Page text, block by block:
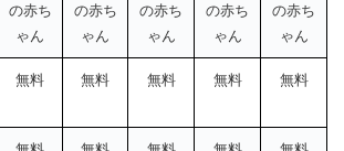
の赤ち
ゃん
の赤ち
ゃん
の赤ち
ゃん
の赤ち
ゃん
の赤ち
ゃん
無料 無料 無料 無料 無料